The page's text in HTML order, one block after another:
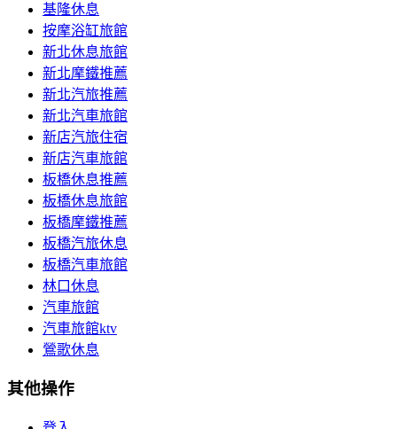
基隆休息
按摩浴缸旅館
新北休息旅館
新北摩鐵推薦
新北汽旅推薦
新北汽車旅館
新店汽旅住宿
新店汽車旅館
板橋休息推薦
板橋休息旅館
板橋摩鐵推薦
板橋汽旅休息
板橋汽車旅館
林口休息
汽車旅館
汽車旅館ktv
鶯歌休息
其他操作